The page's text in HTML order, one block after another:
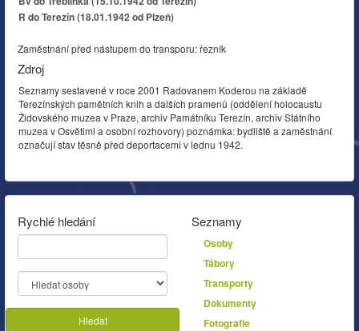
R do Terezín (18.01.1942 od Plzeň)
Zaměstnání před nástupem do transporu: řezník
Zdroj
Seznamy sestavené v roce 2001 Radovanem Koderou na základě
Terezínských pamětních knih a dalších pramenů (oddělení holocaustu
Židovského muzea v Praze, archiv Památníku Terezín, archiv Státního
muzea v Osvětimi a osobní rozhovory) poznámka: bydliště a zaměstnání
označují stav těsně před deportacemi v lednu 1942.
Rychlé hledání
Hledat
Seznamy
Osoby
Tábory
Transporty
Dokumenty
Fotografie